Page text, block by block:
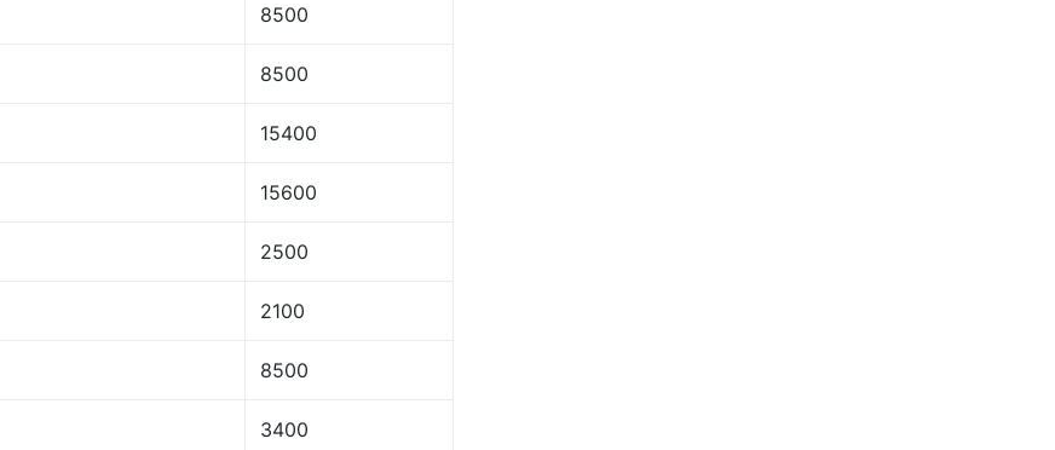
8500
8500
15400
15600
2500
2100
8500
3400